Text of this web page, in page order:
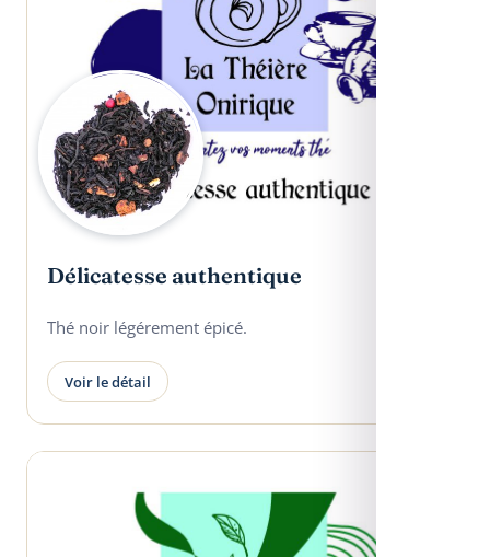
Délicatesse authentique
Thé noir légérement épicé.
Voir le détail